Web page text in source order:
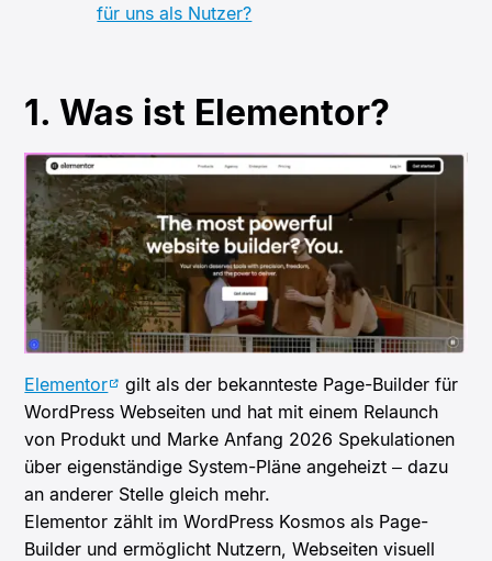
für uns als Nutzer?
1. Was ist Elementor?
Elementor
gilt als der bekannteste Page-Builder für
WordPress Webseiten und hat mit einem Relaunch
von Produkt und Marke Anfang 2026 Spekulationen
über eigenständige System-Pläne angeheizt – dazu
an anderer Stelle gleich mehr.
Elementor zählt im WordPress Kosmos als Page-
Builder und ermöglicht Nutzern, Webseiten visuell